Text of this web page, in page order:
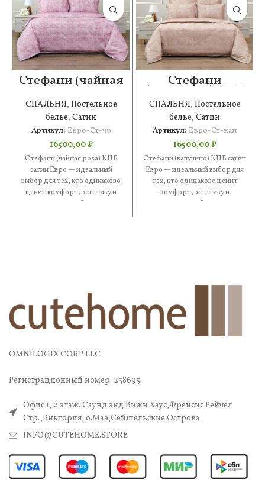
Стефани (чайная
роза) КПБ сатин
Евро
СПАЛЬНЯ, Постельное
белье, Сатин
Артикул: Евро-Ст-чр
16500,00₽
Стефани (чайная роза) КПБ
сатин Евро — идеальный
выбор для тех, кто одинаково
ценит комфорт, эстетику и
практичность. В составе
Стефани
(капучино) КПБ
сатин Евро
СПАЛЬНЯ, Постельное
белье, Сатин
Артикул: Евро-Ст-кап
16500,00₽
Стефани (капучино) КПБ сатин
Евро — идеальный выбор для
тех, кто одинаково ценит
комфорт, эстетику и
практичность. В составе —
OMNILOGIX CORP LLC
Регистрационный номер: 238695
Офис 1, 2 этаж. Саунд энд Вижн Хаус,Френсис Рейчел
Стр.,Виктория, о.Маэ,Сейшельские Острова
INFO@CUTEHOME.STORE